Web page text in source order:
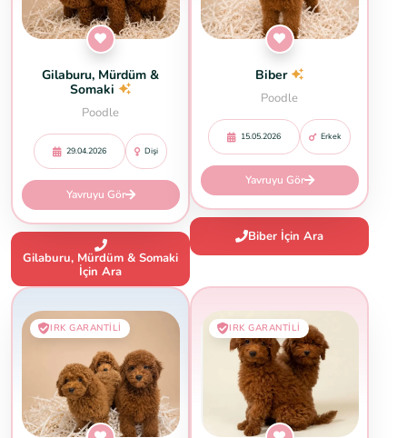
Gilaburu, Mürdüm &
Somaki
Poodle
29.04.2026 Dişi
Yavruyu Gör
Gilaburu, Mürdüm & Somaki
İçin Ara
Biber
Poodle
15.05.2026 Erkek
Yavruyu Gör
Biber İçin Ara
IRK GARANTILI IRK GARANTILI